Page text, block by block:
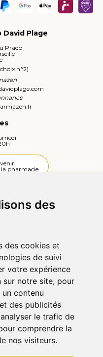
des
des cookies et
de suivi
votre expérience
sur notre site, pour
contenu
des publicités
le trafic de
comprendre la
nos visiteurs.
David Plage
Prado
n°2)
pharmacie
nous ?